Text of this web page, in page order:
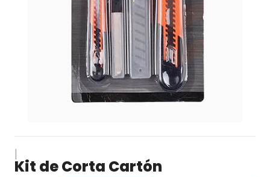
Kit de Corta Cartón